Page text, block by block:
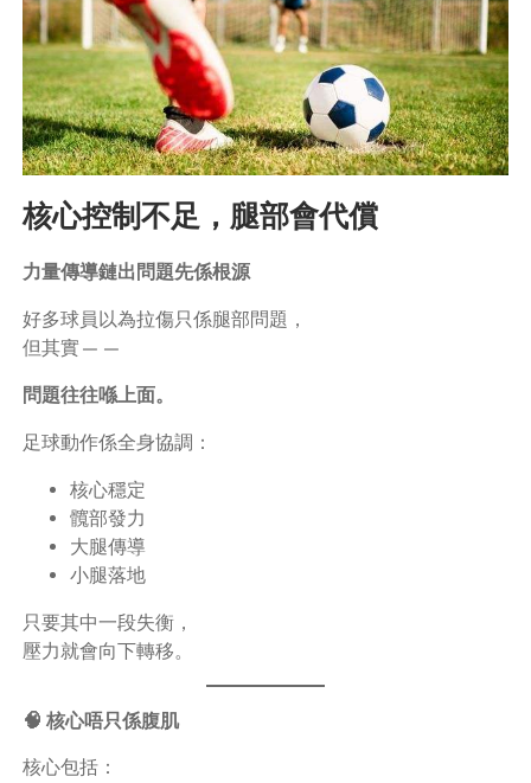
核心控制不足，腿部會代償
力量傳導鏈出問題先係根源
好多球員以為拉傷只係腿部問題，
但其實——
問題往往喺上面。
足球動作係全身協調：
核心穩定
髖部發力
大腿傳導
小腿落地
只要其中一段失衡，
壓力就會向下轉移。
🧠 核心唔只係腹肌
核心包括：